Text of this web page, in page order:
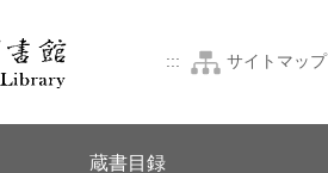
::: サイトマップ
蔵書目録